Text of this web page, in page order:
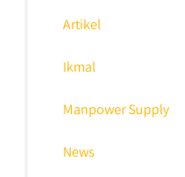
Artikel
Ikmal
Manpower Supply
News